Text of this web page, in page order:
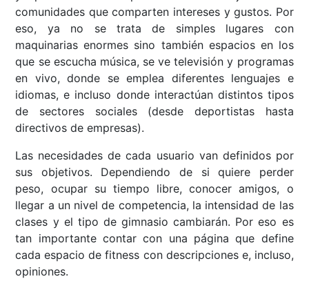
comunidades que comparten intereses y gustos. Por
eso, ya no se trata de simples lugares con
maquinarias enormes sino también espacios en los
que se escucha música, se ve televisión y programas
en vivo, donde se emplea diferentes lenguajes e
idiomas, e incluso donde interactúan distintos tipos
de sectores sociales (desde deportistas hasta
directivos de empresas).
Las necesidades de cada usuario van definidos por
sus objetivos. Dependiendo de si quiere perder
peso, ocupar su tiempo libre, conocer amigos, o
llegar a un nivel de competencia, la intensidad de las
clases y el tipo de gimnasio cambiarán. Por eso es
tan importante contar con una página que define
cada espacio de fitness con descripciones e, incluso,
opiniones.